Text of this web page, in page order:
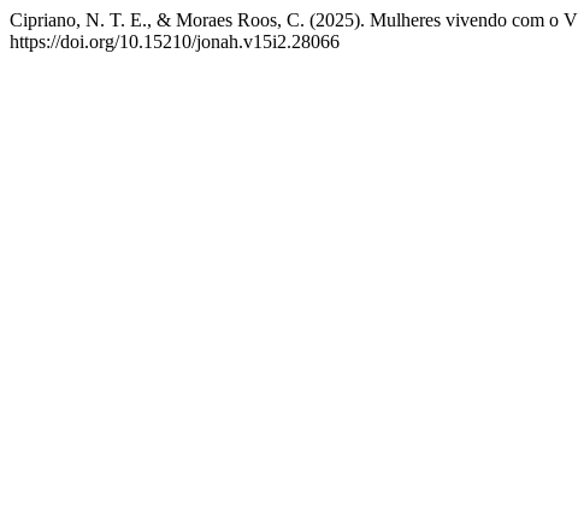
Cipriano, N. T. E., & Moraes Roos, C. (2025). Mulheres vivendo com o
https://doi.org/10.15210/jonah.v15i2.28066